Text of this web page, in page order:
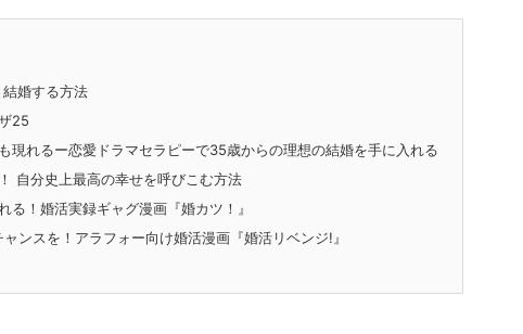
婚する方法
25
現れるー恋愛ドラマセラピーで35歳からの理想の結婚を手に入れる
自分史上最高の幸せを呼びこむ方法
る！婚活実録ギャグ漫画『婚カツ！』
ンスを！アラフォー向け婚活漫画『婚活リベンジ!』